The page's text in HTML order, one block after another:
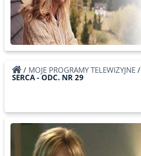
/ MOJE PROGRAMY TELEWIZYJNE/
SERCA - ODC. NR 29